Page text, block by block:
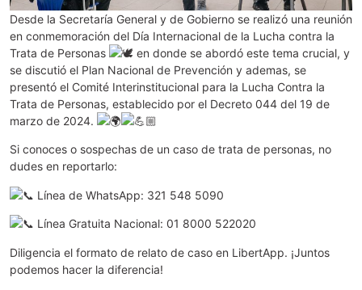
Desde la Secretaría General y de Gobierno se realizó una reunión
en conmemoración del Día Internacional de la Lucha contra la
Trata de Personas
en donde se abordó este tema crucial, y
se discutió el Plan Nacional de Prevención y ademas, se
presentó el Comité Interinstitucional para la Lucha Contra la
Trata de Personas, establecido por el Decreto 044 del 19 de
marzo de 2024.
Si conoces o sospechas de un caso de trata de personas, no
dudes en reportarlo:
Línea de WhatsApp: 321 548 5090
Línea Gratuita Nacional: 01 8000 522020
Diligencia el formato de relato de caso en LibertApp. ¡Juntos
podemos hacer la diferencia!